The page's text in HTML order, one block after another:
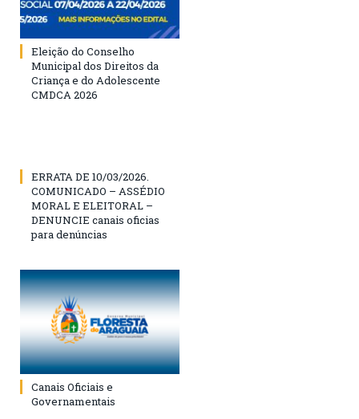
Eleição do Conselho
Municipal dos Direitos da
Criança e do Adolescente
CMDCA 2026
ERRATA DE 10/03/2026.
COMUNICADO – ASSÉDIO
MORAL E ELEITORAL –
DENUNCIE canais oficias
para denúncias
Canais Oficiais e
Governamentais